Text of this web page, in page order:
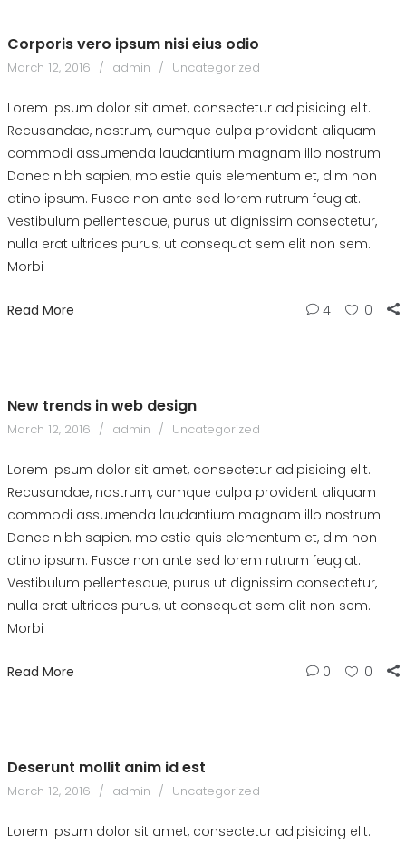
Corporis vero ipsum nisi eius odio
March 12, 2016 admin Uncategorized
Lorem ipsum dolor sit amet, consectetur adipisicing elit.
Recusandae, nostrum, cumque culpa provident aliquam
commodi assumenda laudantium magnam illo nostrum.
Donec nibh sapien, molestie quis elementum et, dim non
atino ipsum. Fusce non ante sed lorem rutrum feugiat.
Vestibulum pellentesque, purus ut dignissim consectetur,
nulla erat ultrices purus, ut consequat sem elit non sem.
Morbi
Read More 4 0
New trends in web design
March 12, 2016 admin Uncategorized
Lorem ipsum dolor sit amet, consectetur adipisicing elit.
Recusandae, nostrum, cumque culpa provident aliquam
commodi assumenda laudantium magnam illo nostrum.
Donec nibh sapien, molestie quis elementum et, dim non
atino ipsum. Fusce non ante sed lorem rutrum feugiat.
Vestibulum pellentesque, purus ut dignissim consectetur,
nulla erat ultrices purus, ut consequat sem elit non sem.
Morbi
Read More 0 0
Deserunt mollit anim id est
March 12, 2016 admin Uncategorized
Lorem ipsum dolor sit amet, consectetur adipisicing elit.